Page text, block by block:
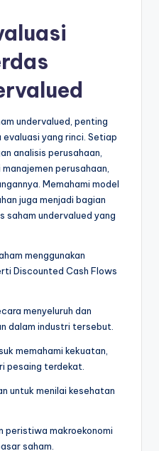
undervalued, penting
evaluasi yang rinci. Setiap
analisis perusahaan,
perusahaan,
Memahami model
juga menjadi bagian
undervalued yang
menggunakan
Discounted Cash Flows
menyeluruh dan
dalam industri tersebut.
memahami kekuatan,
pesaing terdekat.
untuk menilai kesehatan
peristiwa makroekonomi
saham.